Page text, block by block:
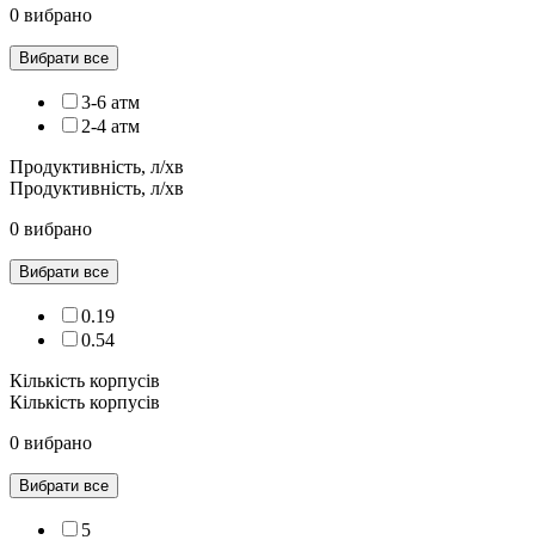
0 вибрано
Вибрати все
3-6 атм
2-4 атм
Продуктивність, л/хв
Продуктивність, л/хв
0 вибрано
Вибрати все
0.19
0.54
Кількість корпусів
Кількість корпусів
0 вибрано
Вибрати все
5